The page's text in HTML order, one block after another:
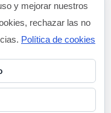
y mejorar nuestros
rechazar las no
Política de cookies